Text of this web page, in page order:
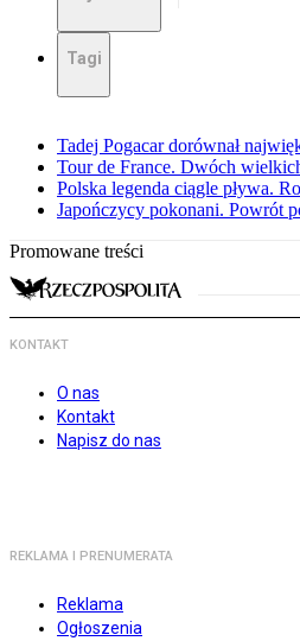
Tagi
Tadej Pogacar dorównał
Tour de France. Dwóch
Polska legenda ciągle pływa.
Japończycy pokonani. Powrót
Promowane treści
KONTAKT
O nas
Kontakt
Napisz do nas
REKLAMA I PRENUMERATA
Reklama
Ogłoszenia